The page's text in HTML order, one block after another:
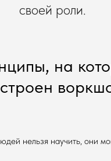
своей роли.
на
нельзя научить, они